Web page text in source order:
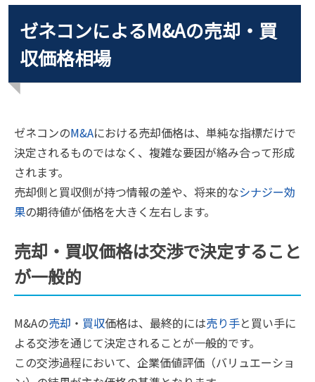
ゼネコンによるM&Aの売却・買
収価格相場
ゼネコンのM&Aにおける売却価格は、単純な指標だけで
決定されるものではなく、複雑な要因が絡み合って形成
されます。
売却側と買収側が持つ情報の差や、将来的なシナジー効
果の期待値が価格を大きく左右します。
売却・買収価格は交渉で決定すること
が一般的
M&Aの売却 ・ 買収価格は、最終的には売り手と買い手に
よる交渉を通じて決定されることが一般的です。
この交渉過程において、企業価値評価（バリュエーショ